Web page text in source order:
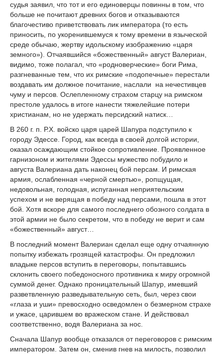
судья заявил, что тот и его единоверцы повинны в том, что
больше не почитают древних богов и отказываются
благочестиво приветствовать лик императора (то есть
приносить, по укоренившемуся к тому времени в языческой
среде обычаю, жертву идольскому изображению «царя
земного»). Отчаявшийся «божественный» август Валериан,
видимо, тоже полагал, что «родноверческие» боги Рима,
разгневанные тем, что их римские «подопечные» перестали
воздавать им должное почитание, наслали на нечестивцев
чуму и персов. Ослепленному страхом старцу на римском
престоле удалось в итоге нанести тяжелейшие потери
христианам, но не удержать персидский натиск…
В 260 г. п. Р.Х. войско царя царей Шапура подступило к
городу Эдессе. Город, как всегда в своей долгой истории,
оказал осаждающим стойкое сопротивление. Проявленное
гарнизоном и жителями Эдессы мужество побудило и
августа Валериана дать наконец бой персам. И римская
армия, ослабленная «черной смертью», ропщущая,
недовольная, голодная, испуганная неприятельским
успехом и не верящая в победу над персами, пошла в этот
бой. Хотя вскоре для самого последнего обозного солдата в
этой армии не было секретом, что в победу не верит и сам
«божественный» август…
В последний момент Валериан сделал еще одну отчаянную
попытку избежать грозящей катастрофы. Он предложил
владыке персов вступить в переговоры, попытавшись
склонить своего победоносного противника к миру огромной
суммой денег. Однако проницательный Шапур, имевший
разветвленную разведывательную сеть, был, через свои
«глаза и уши» превосходно осведомлен о безмерном страхе
и ужасе, царившем во вражеском стане. И действовал
соответственно, водя Валериана за нос.
Сначала Шапур вообще отказался от переговоров с римским
императором. Затем он, сменив гнев на милость, позволил